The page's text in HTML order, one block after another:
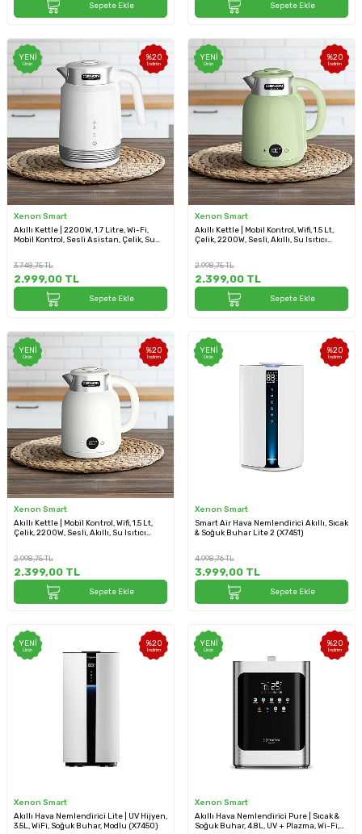
Sepete Ekle Sepete Ekle
%20
İndirim
YENI
Ürün
Xenon Smart
Akıllı Kettle | 2200W, 1.7 Litre, Wi-Fi,
Mobil Kontrol, Sesli Asistan, Çelik, Su
3.748,75TL
2.999,00 TL
Sepete Ekle
%20
İndirim
YENI
Ürün
Xenon Smart
Akıllı Kettle | Mobil Kontrol, Wifi, 1.5 Lt,
Çelik, 2200W, Sesli, Akıllı, Su Isıtıcı
2.998,75TL
2.399,00 TL
Sepete Ekle
%20
İndirim
YENI
Ürün
Xenon Smart
Akıllı Kettle | Mobil Kontrol, Wifi, 1.5 Lt,
Çelik, 2200W, Sesli, Akıllı, Su Isıtıcı
2.998,75TL
2.399,00 TL
Sepete Ekle
%20
İndirim
YENI
Ürün
Xenon Smart
Smart Air Hava Nemlendirici Akıllı, Sıcak
& Soğuk Buhar Lite 2 (X7451)
4.998,76TL
3.999,00 TL
Sepete Ekle
%20
İndirim
YENI
Ürün
Xenon Smart
Akıllı Hava Nemlendirici Lite | UV Hijyen,
3.5L, WiFi, Soğuk Buhar, Modlu (X7450)
%20
İndirim
YENI
Ürün
Xenon Smart
Akıllı Hava Nemlendirici Pure | Sıcak &
Soğuk Buhar, 4.8L, UV + Plazma, Wi-Fi,